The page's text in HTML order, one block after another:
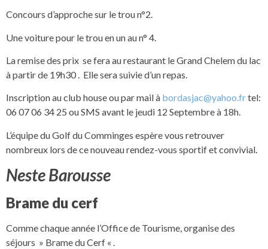
Concours d’approche sur le trou n°2.
Une voiture pour le trou en un au n° 4.
La remise des prix se fera au restaurant le Grand Chelem du lac
à partir de 19h30 . Elle sera suivie d’un repas.
Inscription au club house ou par mail à bordasjac@yahoo.frtel:
06 07 06 34 25 ou SMS avant le jeudi 12 Septembre à 18h.
L’équipe du Golf du Comminges espère vous retrouver
nombreux lors de ce nouveau rendez-vous sportif et convivial.
Neste Barousse
Brame du cerf
Comme chaque année l’Office de Tourisme, organise des
séjours » Brame du Cerf « .